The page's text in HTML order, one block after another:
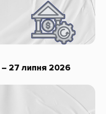
27 липня 2026